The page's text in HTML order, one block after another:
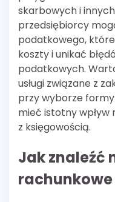
skarbowych i
przedsiębiorcy
podatkowego,
koszty i unikać
podatkowych.
usługi związane z
przy wyborze
mieć istotny wpływ
z księgowością.
Jak znaleźć
rachunkowe